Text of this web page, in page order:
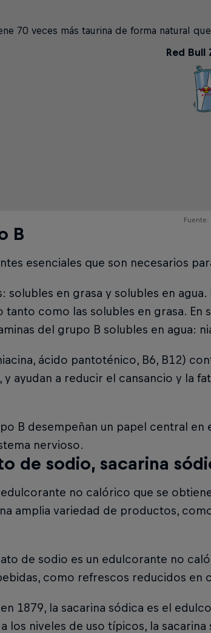
70 veces más taurina de forma natural
Red Bull
Fuente:
B
esenciales que son necesarios
solubles en grasa y solubles en
tanto como las solubles en grasa.
del grupo B solubles en agua:
ácido pantoténico, B6, B12)
ayudan a reducir el cansancio y la
B desempeñan un papel central
nervioso.
de sodio, sacarina
no calórico que se
amplia variedad de productos,
de sodio es un edulcorante no
como refrescos reducidos en
1879, la sacarina sódica es el
los niveles de uso típicos, la